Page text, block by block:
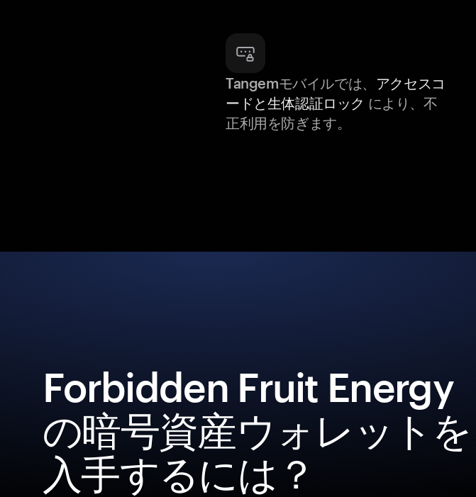
Tangemモバイルでは、 アクセスコ
ードと生体認証ロック により、不
正利用を防ぎます。
Forbidden Fruit Energy
の暗号資産ウォレットを
入手するには？